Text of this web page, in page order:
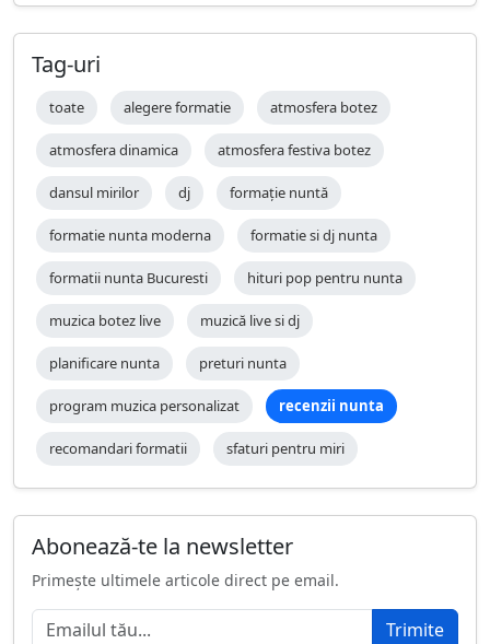
Tag-uri
toate alegere formatie atmosfera botez
atmosfera dinamica atmosfera festiva botez
dansul mirilor dj formație nuntă
formatie nunta moderna formatie si dj nunta
formatii nunta Bucuresti hituri pop pentru nunta
muzica botez live muzică live si dj
planificare nunta preturi nunta
program muzica personalizat recenzii nunta
recomandari formatii sfaturi pentru miri
Abonează-te la newsletter
Primește ultimele articole direct pe email.
Trimite